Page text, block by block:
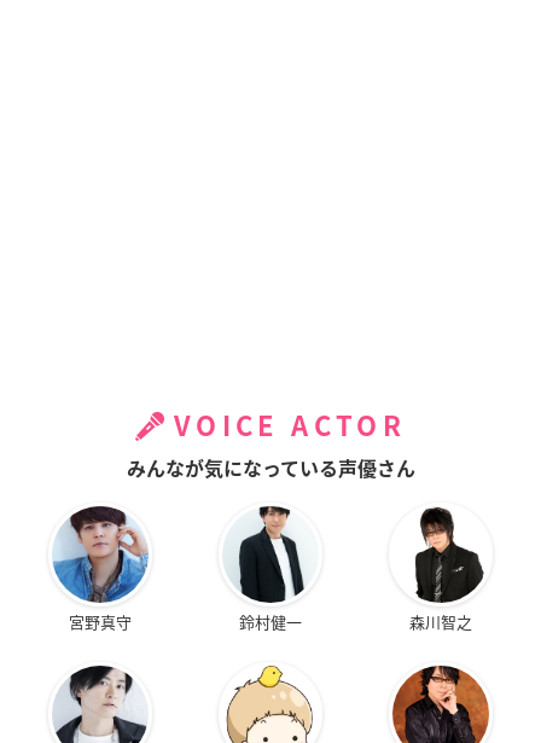
VOICE ACTOR
みんなが気になっている声優さん
宮野真守 鈴村健一 森川智之